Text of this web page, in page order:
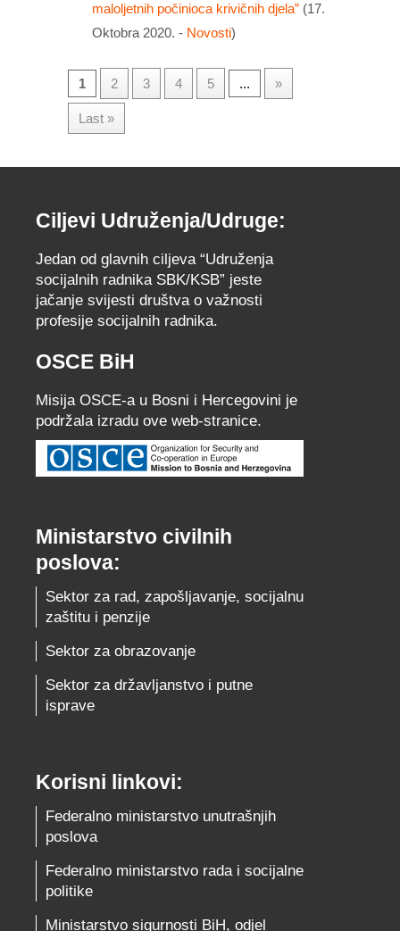
maloljetnih počinioca krivičnih djela” (17.
Oktobra 2020. - Novosti)
1 2 3 4 5 ... »
Last »
Ciljevi Udruženja/Udruge:
Jedan od glavnih ciljeva “Udruženja
socijalnih radnika SBK/KSB” jeste
jačanje svijesti društva o važnosti
profesije socijalnih radnika.
OSCE BiH
Misija OSCE-a u Bosni i Hercegovini je
podržala izradu ove web-stranice.
Ministarstvo civilnih
poslova:
Sektor za rad, zapošljavanje, socijalnu
zaštitu i penzije
Sektor za obrazovanje
Sektor za državljanstvo i putne
isprave
Korisni linkovi:
Federalno ministarstvo unutrašnjih
poslova
Federalno ministarstvo rada i socijalne
politike
Ministarstvo sigurnosti BiH, odjel